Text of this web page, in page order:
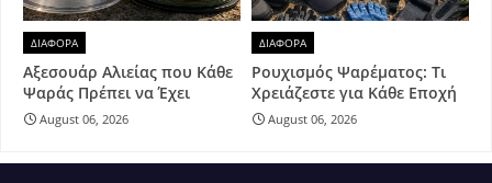
ΔΙΑΦΟΡΑ
Αξεσουάρ Αλιείας που Κάθε
Ψαράς Πρέπει να Έχει
August 06, 2026
ΔΙΑΦΟΡΑ
Ρουχισμός Ψαρέματος: Τι
Χρειάζεστε για Κάθε Εποχή
August 06, 2026